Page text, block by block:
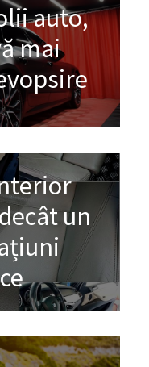
auto,
mai
un